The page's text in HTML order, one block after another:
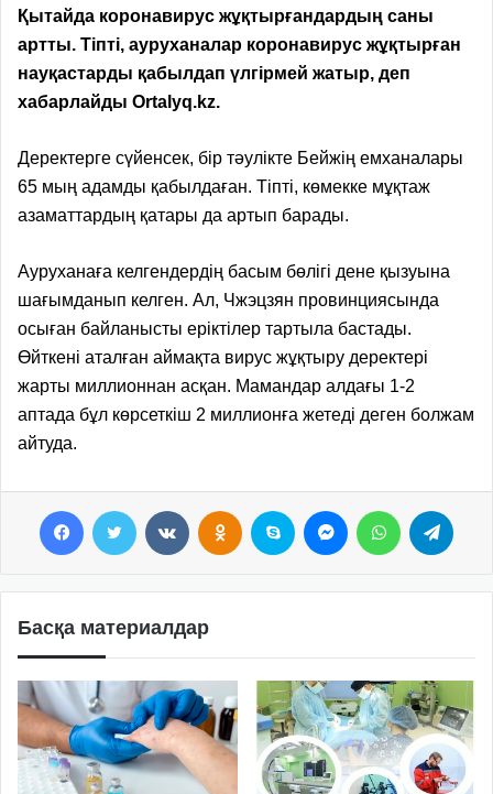
Қытайда коронавирус жұқтырғандардың саны
артты. Тіпті, ауруханалар коронавирус жұқтырған
науқастарды қабылдап үлгірмей жатыр, деп
хабарлайды Оrtalyq.kz.
Деректерге сүйенсек, бір тәулікте Бейжің емханалары
65 мың адамды қабылдаған. Тіпті, көмекке мұқтаж
азаматтардың қатары да артып барады.
Ауруханаға келгендердің басым бөлігі дене қызуына
шағымданып келген. Ал, Чжэцзян провинциясында
осыған байланысты еріктілер тартыла бастады.
Өйткені аталған аймақта вирус жұқтыру деректері
жарты миллионнан асқан. Мамандар алдағы 1-2
аптада бұл көрсеткіш 2 миллионға жетеді деген болжам
айтуда.
Басқа материалдар